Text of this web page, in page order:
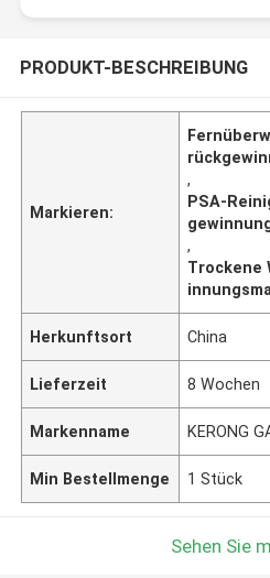
PRODUKT-BESCHREIBUNG
Markieren:
,
PSA-
,
Trockene
Herkunftsort China
Lieferzeit 8 Wochen
Markenname KERONG
Min Bestellmenge 1 Stück
Sehen Sie